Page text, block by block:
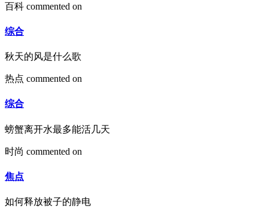
百科 commented on
综合
秋天的风是什么歌
热点 commented on
综合
螃蟹离开水最多能活几天
时尚 commented on
焦点
如何释放被子的静电